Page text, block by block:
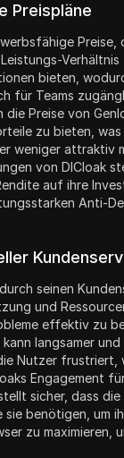
Preispläne
Preise,
bieten,
für Teams
Preise von
zu bieten,
weniger attraktiv
von DICloak
auf ihre
Anti-
seinen
und
effektiv zu
langsamer und
Nutzer frustriert,
Engagement
sicher, dass
benötigen, um
zu maximieren,